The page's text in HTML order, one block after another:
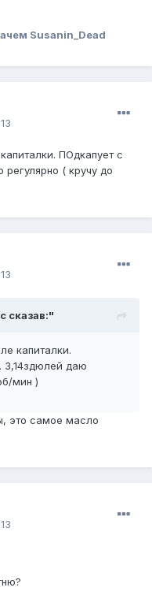
Susanin_Dead
ПОдкапует с
( кручу до
сказав:"
капиталки.
3,14здюлей даю
мин )
это самое масло